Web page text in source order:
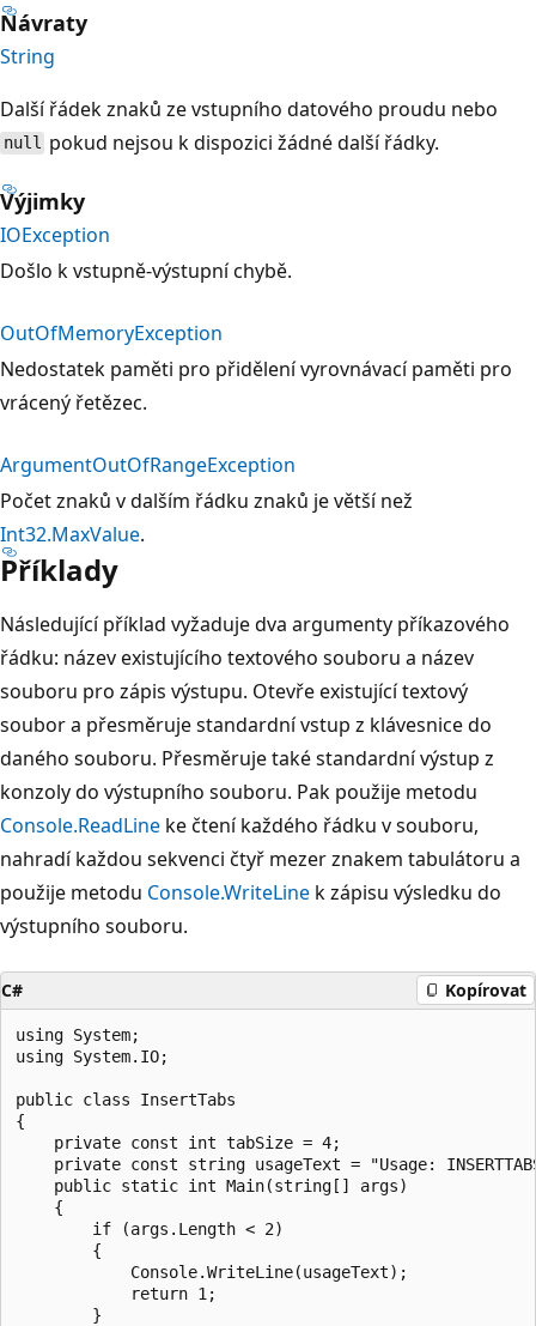
Návraty
String
Další řádek znaků ze vstupního datového proudu nebo
null pokud nejsou k dispozici žádné další řádky.
Výjimky
IOException
Došlo k vstupně-výstupní chybě.
OutOfMemoryException
Nedostatek paměti pro přidělení vyrovnávací paměti pro
vrácený řetězec.
ArgumentOutOfRangeException
Počet znaků v dalším řádku znaků je větší než
Int32.MaxValue.
Příklady
Následující příklad vyžaduje dva argumenty příkazového
řádku: název existujícího textového souboru a název
souboru pro zápis výstupu. Otevře existující textový
soubor a přesměruje standardní vstup z klávesnice do
daného souboru. Přesměruje také standardní výstup z
konzoly do výstupního souboru. Pak použije metodu
Console.ReadLine ke čtení každého řádku v souboru,
nahradí každou sekvenci čtyř mezer znakem tabulátoru a
použije metodu Console.WriteLine k zápisu výsledku do
výstupního souboru.
C# Kopírovat
using System;
using System.IO;
public class InsertTabs
{
    private const int tabSize = 4;
private const string usageText = "Usage:
    public static int Main(string[] args)
    {
        if (args.Length < 2)
        {
            Console.WriteLine(usageText);
            return 1;
        }